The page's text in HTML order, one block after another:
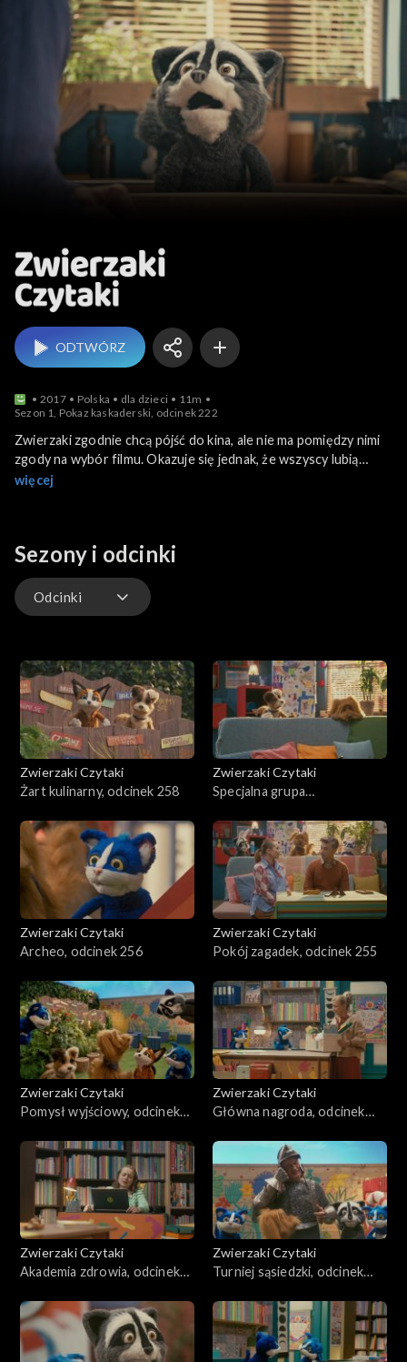
Zwierzaki Czytaki
ODTWÓRZ
2017 Polska dla dzieci
11m
Sezon 1, Pokaz kaskaderski, odcinek 222
Zwierzaki zgodnie chcą pójść do kina, ale nie ma pomiędzy nimi
zgody na wybór filmu. Okazuje się jednak, że wszyscy lubią
popisy kaskaderskie. Wybór jest więc bliski, a wtedy do akcji
więcej
Sezony i odcinki
Odcinki
Zwierzaki Czytaki
Żart kulinarny, odcinek 258
Zwierzaki Czytaki
Specjalna grupa
Zwierzaki Czytaki
Archeo, odcinek 256
Zwierzaki Czytaki
Pokój zagadek, odcinek 255
Zwierzaki Czytaki
Pomysł wyjściowy, odcinek
Zwierzaki Czytaki
Główna nagroda, odcinek
Zwierzaki Czytaki
Akademia zdrowia, odcinek
Zwierzaki Czytaki
Turniej sąsiedzki, odcinek